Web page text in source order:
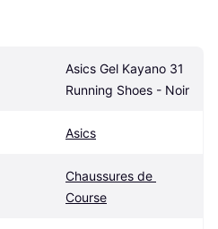
Asics Gel Kayano 31
Running Shoes - Noir
Asics
Chaussures de
Course